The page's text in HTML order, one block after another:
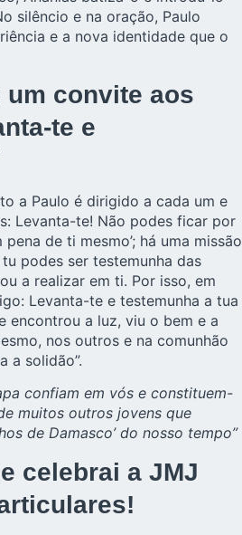
silêncio e na oração, Paulo
e a nova identidade que o
convite aos
te e
a Paulo é dirigido a cada um e
Levanta-te! Não podes ficar por
de ti mesmo’; há uma missão
podes ser testemunha das
a realizar em ti. Por isso, em
Levanta-te e testemunha a tua
encontrou a luz, viu o bem e a
nos outros e na comunhão
a solidão”.
confiam em vós e constituem-
muitos outros jovens que
de Damasco’ do nosso tempo”
celebrai a JMJ